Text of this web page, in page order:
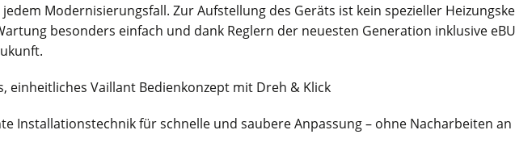
Modernisierungsfall. Zur Aufstellung des Geräts ist kein spezieller
besonders einfach und dank Reglern der neuesten Generation inklusive
einheitliches Vaillant Bedienkonzept mit Dreh & Klick
Installationstechnik für schnelle und saubere Anpassung – ohne Nacharbeiten